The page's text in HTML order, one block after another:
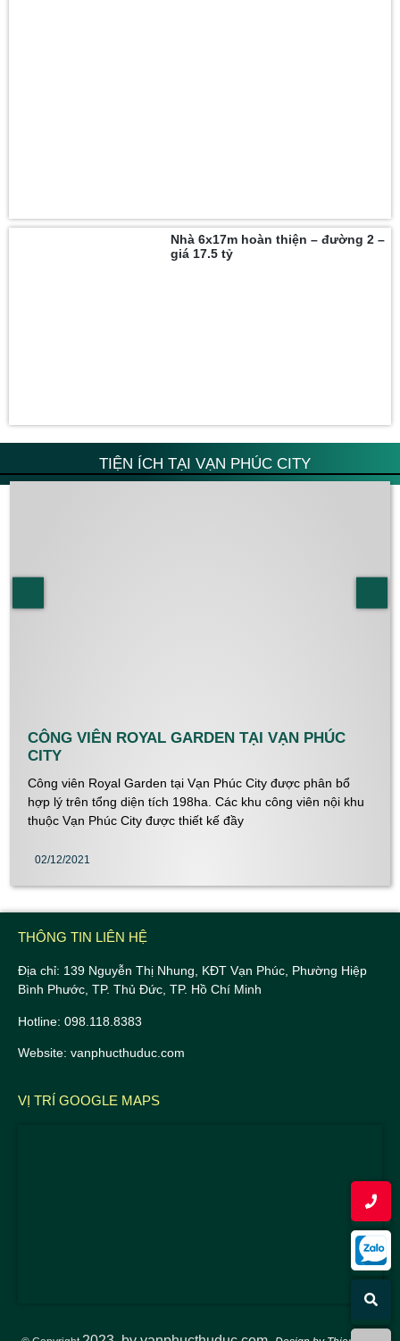
Nhà 6x17m hoàn thiện – đường 2 –
giá 17.5 tỷ
TIỆN ÍCH TẠI VẠN PHÚC CITY
CÔNG VIÊN ROYAL GARDEN TẠI VẠN PHÚC
CITY
Công viên Royal Garden tại Vạn Phúc City được phân bổ
hợp lý trên tổng diện tích 198ha. Các khu công viên nội khu
thuộc Vạn Phúc City được thiết kế đầy
02/12/2021
THÔNG TIN LIÊN HỆ
Địa chỉ: 139 Nguyễn Thị Nhung, KĐT Vạn Phúc, Phường Hiệp
Bình Phước, TP. Thủ Đức, TP. Hồ Chí Minh
Hotline: 098.118.8383
Website: vanphucthuduc.com
VỊ TRÍ GOOGLE MAPS